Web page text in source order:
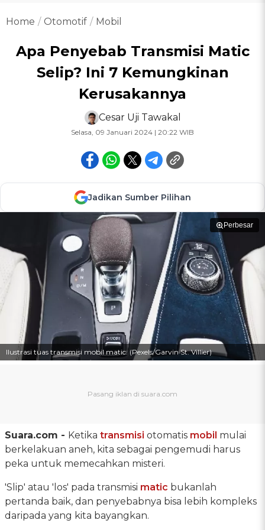
Home Otomotif Mobil
Apa Penyebab Transmisi Matic
Selip? Ini 7 Kemungkinan
Kerusakannya
Cesar Uji Tawakal
Selasa, 09 Januari 2024 | 20:22 WIB
Jadikan Sumber Pilihan
Perbesar
Ilustrasi tuas transmisi mobil matic. (Pexels/Garvin St. Villier)
Suara.com - Ketika transmisi otomatis mobil mulai
berkelakuan aneh, kita sebagai pengemudi harus
peka untuk memecahkan misteri.
'Slip' atau 'los' pada transmisi matic bukanlah
pertanda baik, dan penyebabnya bisa lebih kompleks
daripada yang kita bayangkan.